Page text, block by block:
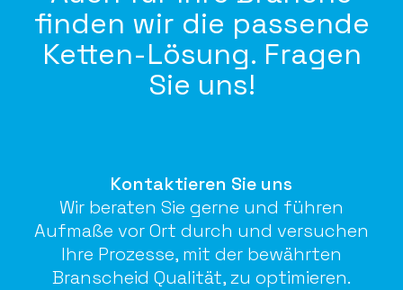
finden wir die passende
Ketten-Lösung. Fragen
Sie uns!
Kontaktieren Sie uns
Wir beraten Sie gerne und führen
Aufmaße vor Ort durch und versuchen
Ihre Prozesse, mit der bewährten
Branscheid Qualität, zu optimieren.